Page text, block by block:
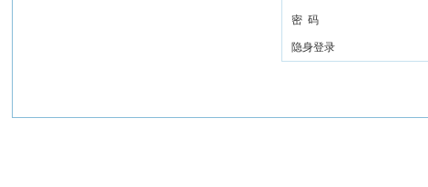
密 码
隐身登录